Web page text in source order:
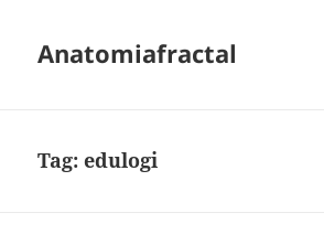
Anatomiafractal
Tag:edulogi